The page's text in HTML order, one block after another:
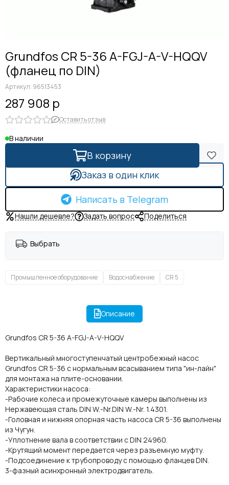
Grundfos CR 5-36 A-FGJ-A-V-HQQV
(фланец по DIN)
Артикул: 96513453
287 908 р
Оставить отзыв
В наличии
В корзину
Заказ в один клик
Написать в Telegram
Нашли дешевле? Задать вопрос Поделиться
Выбрать
Промышленное оборудование Водоснабжение CR 5
Описание
Grundfos CR 5-36 A-FGJ-A-V-HQQV
Вертикальный многоступенчатый центробежный насос
Grundfos CR 5-36 с нормальным всасыванием типа "ин-лайн"
для монтажа на плите-основании.
Характеристики насоса:
-Рабочие колеса и промежуточные камеры выполнены из
Нержавеющая сталь DIN W.-Nr.DIN W.-Nr. 1.4301.
-Головная и нижняя опорная часть насоса CR 5-36 выполнены
из Чугун.
-Уплотнение вала в соответствии с DIN 24960.
-Крутящий момент передается через разъемную муфту.
-Подсоединение к трубопроводу с помощью фланцев DIN.
3-фазный асинхронный электродвигатель.